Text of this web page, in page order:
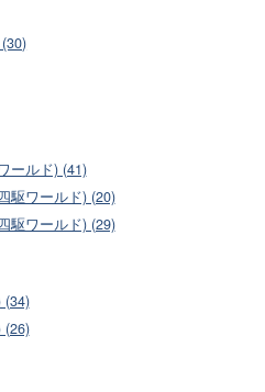
ールド) (41)
駆ワールド) (20)
駆ワールド) (29)
(34)
(26)